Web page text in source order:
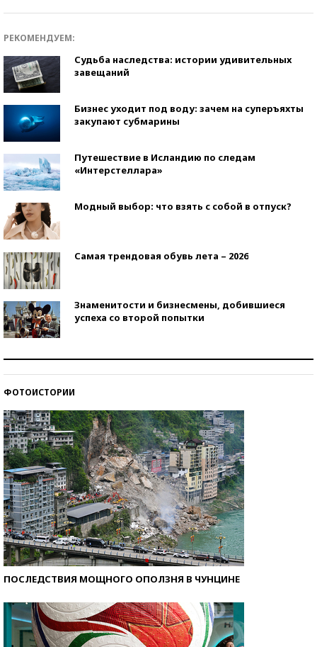
РЕКОМЕНДУЕМ:
Судьба наследства: истории удивительных
завещаний
Бизнес уходит под воду: зачем на суперъяхты
закупают субмарины
Путешествие в Исландию по следам
«Интерстеллара»
Модный выбор: что взять с собой в отпуск?
Самая трендовая обувь лета – 2026
Знаменитости и бизнесмены, добившиеся
успеха со второй попытки
ФОТОИСТОРИИ
ПОСЛЕДСТВИЯ МОЩНОГО ОПОЛЗНЯ В ЧУНЦИНЕ